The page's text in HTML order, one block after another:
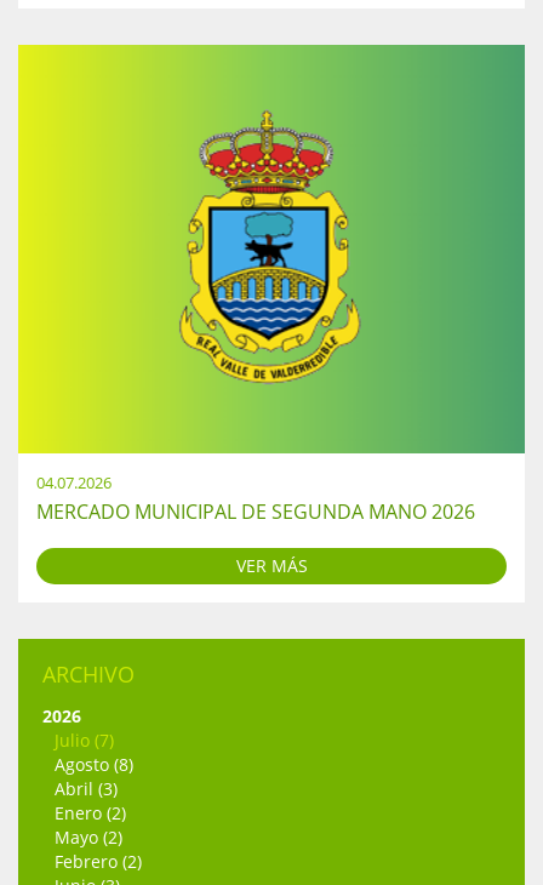
04.07.2026
MERCADO MUNICIPAL DE SEGUNDA MANO 2026
VER MÁS
ARCHIVO
2026
Julio (7)
Agosto (8)
Abril (3)
Enero (2)
Mayo (2)
Febrero (2)